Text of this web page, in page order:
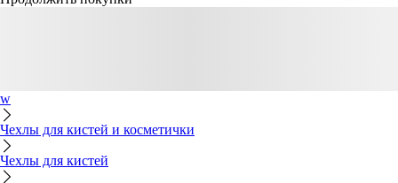
w
Чехлы для кистей и косметички
Чехлы для кистей